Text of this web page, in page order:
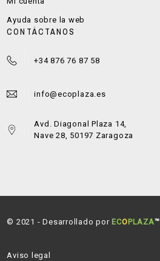
Ayuda sobre la web
CONTÁCTANOS
+34 876 76 87 58
info@ecoplaza.es
Avd. Diagonal Plaza 14,
Nave 28, 50197 Zaragoza
© 2021 - Desarrollado por ECOPLAZA™
Aviso legal